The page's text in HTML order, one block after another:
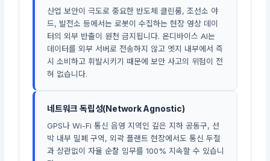
산업 보안이 극도로 중요한 반도체 클린룸, 조선소 야
드, 발전소 등에서는 로봇이 수집하는 현장 영상 데이
터의 외부 반출이 원천 금지됩니다. 온디바이스 AI는
데이터를 외부 서버로 전송하지 않고 엣지 내부에서 즉
시 소비하고 휘발시키기 때문에 보안 사고의 위험이 전
혀 없습니다.
네트워크 독립성(Network Agnostic)
GPS나 Wi-Fi 통신 음영 지역인 깊은 지하 공동구, 선
박 내부 밀폐 구역, 외곽 플랜트 현장에서도 통신 두절
과 상관없이 자율 순찰 임무를 100% 지속할 수 있습니